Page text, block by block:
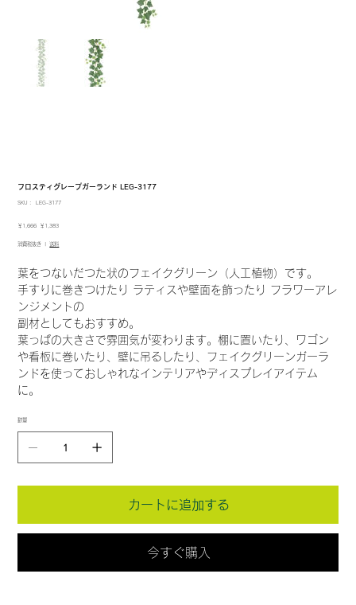
フロスティグレープガーランド LEG-3177
SKU：
SKU：
LEG-3177
元
価
￥1,666
セ
ル
格
￥1,383
消費税抜き | 送料
葉をつないだつた状のフェイクグリーン（人工植物）です。
手すりに巻きつけたり ラティスや壁面を飾ったり フラワーアレ
ンジメントの
副材としてもおすすめ。
葉っぱの大きさで雰囲気が変わります。棚に置いたり、ワゴン
や看板に巻いたり、壁に吊るしたり、フェイクグリーンガーラ
ンドを使っておしゃれなインテリアやディスプレイアイテム
に。
数量
カートに追加する
今すぐ購入